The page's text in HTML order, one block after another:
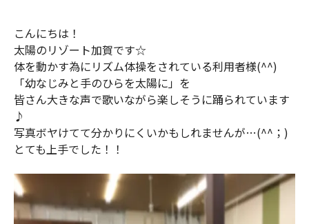
こんにちは！
太陽のリゾート加賀です☆
体を動かす為にリズム体操をされている利用者様(^^)
「幼なじみと手のひらを太陽に」を
皆さん大きな声で歌いながら楽しそうに踊られています
♪
写真ボヤけてて分かりにくいかもしれませんが…(^^；)
とても上手でした！！